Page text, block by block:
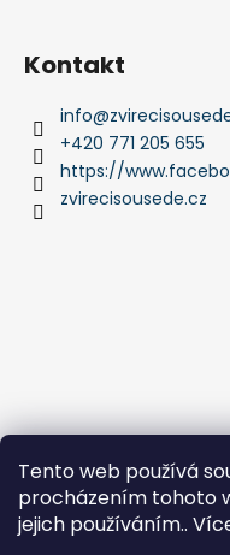
Tento web používá
procházením tohoto
jejich používáním..
Kontakt
info@
+420 771 205 655
https://
zvirecisousede.cz